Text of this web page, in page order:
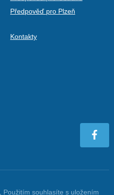
Předpověď pro Plzeň
Kontakty
Použitím souhlasíte s uložením